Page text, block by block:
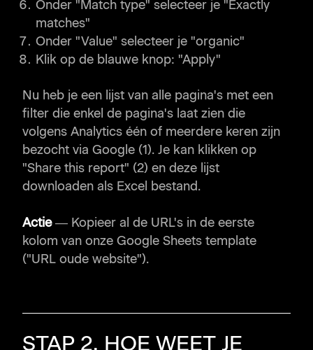
Onder "Match type" selecteer je "Exactly
matches"
Onder "Value" selecteer je "organic"
Klik op de blauwe knop: "Apply"
Nu heb je een lijst van alle pagina's met een
filter die enkel de pagina's laat zien die
volgens Analytics één of meerdere keren zijn
bezocht via Google (1). Je kan klikken op
"Share this report" (2) en deze lijst
downloaden als Excel bestand.
Actie— Kopieer al de URL's in de eerste
kolom van onze Google Sheets template
("URL oude website").
STAP 2. HOE WEET JE